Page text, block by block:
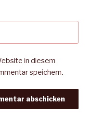
in diesem
speichern.